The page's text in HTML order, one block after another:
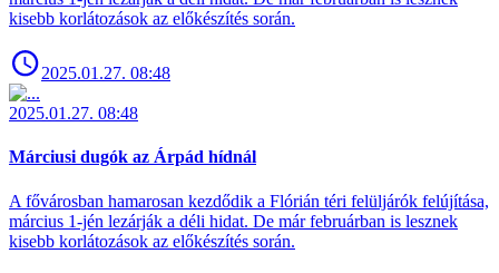
kisebb korlátozások az előkészítés során.
2025.01.27. 08:48
2025.01.27. 08:48
Márciusi dugók az Árpád hídnál
A fővárosban hamarosan kezdődik a Flórián téri felüljárók felújítása,
március 1-jén lezárják a déli hidat. De már februárban is lesznek
kisebb korlátozások az előkészítés során.